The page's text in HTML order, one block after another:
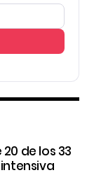
de los 33